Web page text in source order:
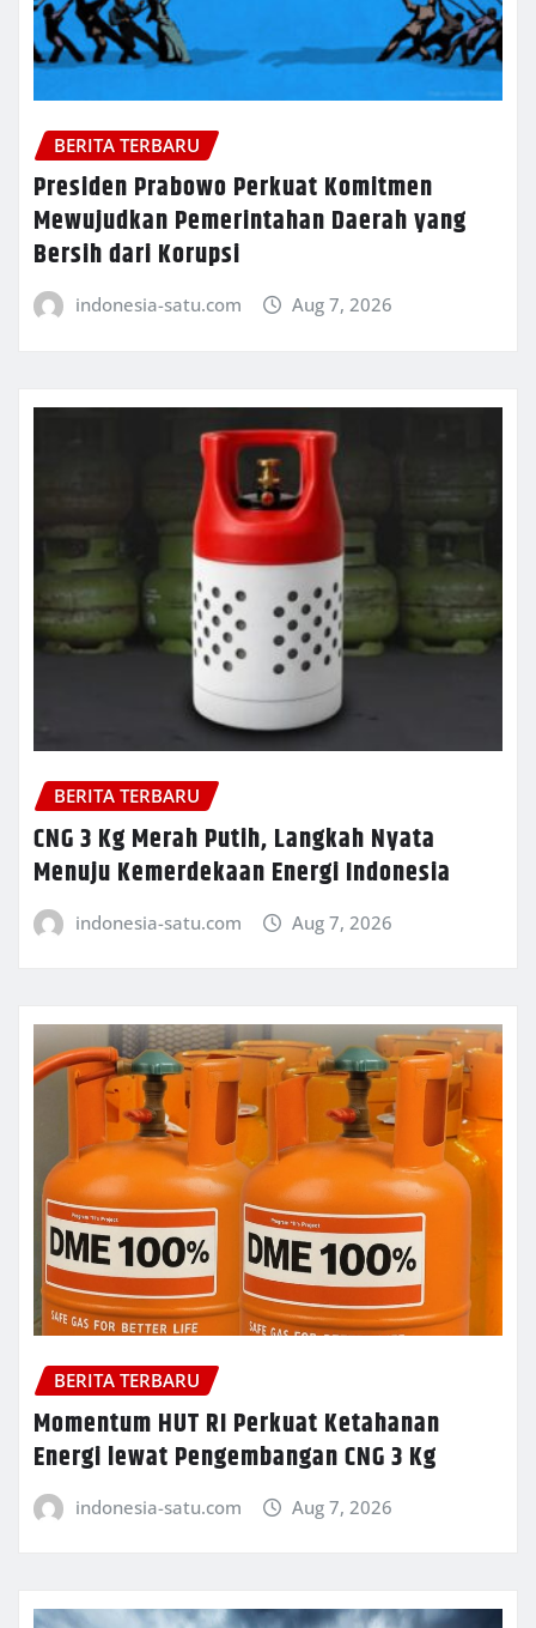
BERITA TERBARU
Presiden Prabowo Perkuat Komitmen
Mewujudkan Pemerintahan Daerah yang
Bersih dari Korupsi
indonesia-satu.com Aug 7, 2026
BERITA TERBARU
CNG 3 Kg Merah Putih, Langkah Nyata
Menuju Kemerdekaan Energi Indonesia
indonesia-satu.com Aug 7, 2026
BERITA TERBARU
Momentum HUT RI Perkuat Ketahanan
Energi lewat Pengembangan CNG 3 Kg
indonesia-satu.com Aug 7, 2026